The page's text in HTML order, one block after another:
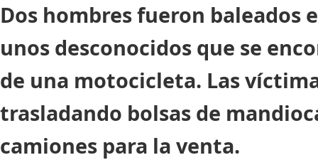
Dos hombres fueron baleados
unos desconocidos que se
de una motocicleta. Las
trasladando bolsas de
camiones para la venta.